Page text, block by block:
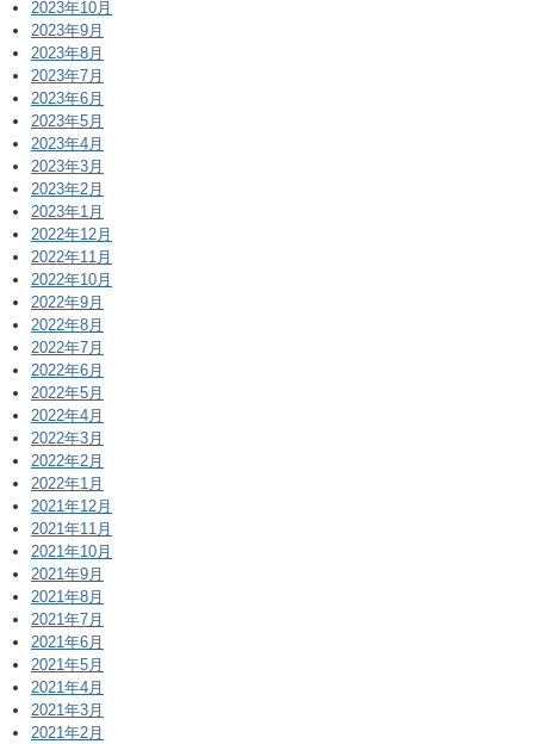
2023年10月
2023年9月
2023年8月
2023年7月
2023年6月
2023年5月
2023年4月
2023年3月
2023年2月
2023年1月
2022年12月
2022年11月
2022年10月
2022年9月
2022年8月
2022年7月
2022年6月
2022年5月
2022年4月
2022年3月
2022年2月
2022年1月
2021年12月
2021年11月
2021年10月
2021年9月
2021年8月
2021年7月
2021年6月
2021年5月
2021年4月
2021年3月
2021年2月